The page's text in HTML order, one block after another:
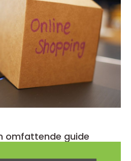
omfattende guide